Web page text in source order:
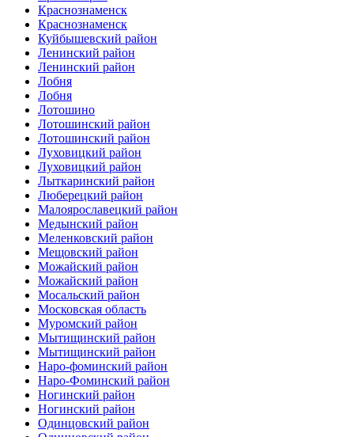
Краснознаменск
Краснознаменск
Куйбышевский район
Ленинский район
Ленинский район
Лобня
Лобня
Лотошино
Лотошинский район
Лотошинский район
Луховицкий район
Луховицкий район
Лыткаринский район
Люберецкий район
Малоярославецкий район
Медынский район
Меленковский район
Мещовский район
Можайский район
Можайский район
Мосальский район
Московская область
Муромский район
Мытищинский район
Мытищинский район
Наро-фоминский район
Наро-Фоминский район
Ногинский район
Ногинский район
Одинцовский район